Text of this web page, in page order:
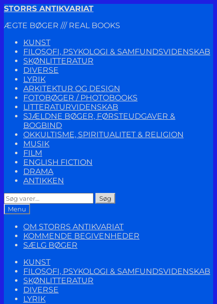
Spring
navigation
Spring
indhold
STORRS ANTIKVARIAT
ÆGTE BØGER /// REAL BOOKS
KUNST
FILOSOFI, PSYKOLOGI & SAMFUNDSVIDENSKAB
SKØNLITTERATUR
DIVERSE
LYRIK
ARKITEKTUR OG DESIGN
FOTOBØGER / PHOTOBOOKS
LITTERATURVIDENSKAB
SJÆLDNE BØGER, FØRSTEUDGAVER &
BOGBIND
OKKULTISME, SPIRITUALITET & RELIGION
MUSIK
FILM
ENGLISH FICTION
DRAMA
ANTIKKEN
Søg
efter:
Søg
Menu
OM STORRS ANTIKVARIAT
KOMMENDE BEGIVENHEDER
SÆLG BØGER
KUNST
FILOSOFI, PSYKOLOGI & SAMFUNDSVIDENSKAB
SKØNLITTERATUR
DIVERSE
LYRIK